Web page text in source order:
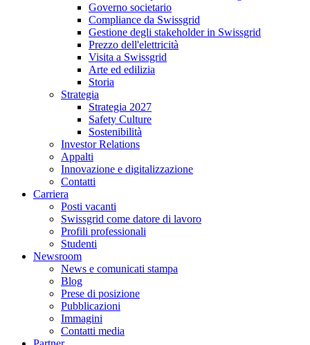
Governo societario
Compliance da Swissgrid
Gestione degli stakeholder in Swissgrid
Prezzo dell'elettricità
Visita a Swissgrid
Arte ed edilizia
Storia
Strategia
Strategia 2027
Safety Culture
Sostenibilità
Investor Relations
Appalti
Innovazione e digitalizzazione
Contatti
Carriera
Posti vacanti
Swissgrid come datore di lavoro
Profili professionali
Studenti
Newsroom
News e comunicati stampa
Blog
Prese di posizione
Pubblicazioni
Immagini
Contatti media